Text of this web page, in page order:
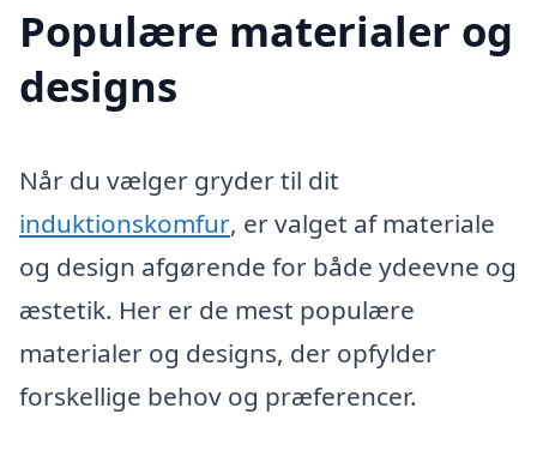
Populære materialer og
designs
Når du vælger gryder til dit
induktionskomfur, er valget af materiale
og design afgørende for både ydeevne og
æstetik. Her er de mest populære
materialer og designs, der opfylder
forskellige behov og præferencer.